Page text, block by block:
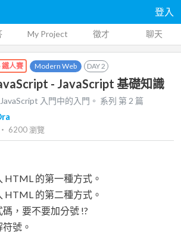
登入
My Project 徵才 聊天
鐵人賽 Modern Web DAY2
- JavaScript 基礎知識
入門中的入門。 系列 第2 篇
‧ 6200瀏覽
HTML 的第一種方式。
HTML 的第二種方式。
碼，要不要加分號 !?
號。